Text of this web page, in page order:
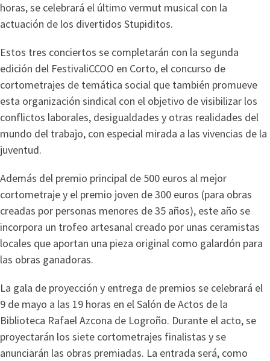
horas, se celebrará el último vermut musical con la
actuación de los divertidos Stupiditos.
Estos tres conciertos se completarán con la segunda
edición del FestivaliCCOO en Corto, el concurso de
cortometrajes de temática social que también promueve
esta organización sindical con el objetivo de visibilizar los
conflictos laborales, desigualdades y otras realidades del
mundo del trabajo, con especial mirada a las vivencias de la
juventud.
Además del premio principal de 500 euros al mejor
cortometraje y el premio joven de 300 euros (para obras
creadas por personas menores de 35 años), este año se
incorpora un trofeo artesanal creado por unas ceramistas
locales que aportan una pieza original como galardón para
las obras ganadoras.
La gala de proyección y entrega de premios se celebrará el
9 de mayo a las 19 horas en el Salón de Actos de la
Biblioteca Rafael Azcona de Logroño. Durante el acto, se
proyectarán los siete cortometrajes finalistas y se
anunciarán las obras premiadas. La entrada será, como